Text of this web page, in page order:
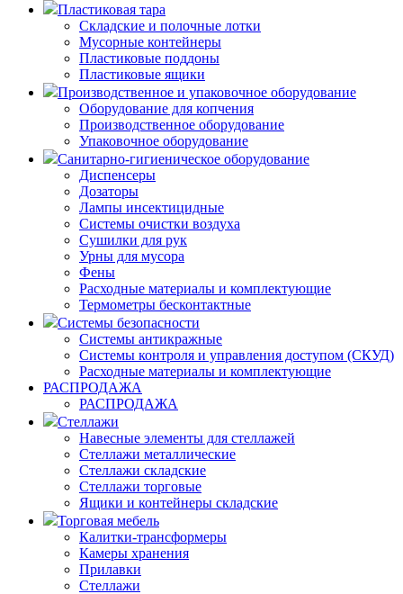
Пластиковая тара
Складские и полочные лотки
Мусорные контейнеры
Пластиковые поддоны
Пластиковые ящики
Производственное и упаковочное оборудование
Оборудование для копчения
Производственное оборудование
Упаковочное оборудование
Санитарно-гигиеническое оборудование
Диспенсеры
Дозаторы
Лампы инсектицидные
Системы очистки воздуха
Сушилки для рук
Урны для мусора
Фены
Расходные материалы и комплектующие
Термометры бесконтактные
Системы безопасности
Системы антикражные
Системы контроля и управления доступом (СКУД)
Расходные материалы и комплектующие
РАСПРОДАЖА
РАСПРОДАЖА
Стеллажи
Навесные элементы для стеллажей
Стеллажи металлические
Стеллажи складские
Стеллажи торговые
Ящики и контейнеры складские
Торговая мебель
Калитки-трансформеры
Камеры хранения
Прилавки
Стеллажи